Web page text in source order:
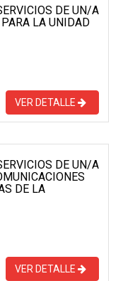
DE UN/A
LA UNIDAD
VER DETALLE
DE UN/A
DE LA
VER DETALLE